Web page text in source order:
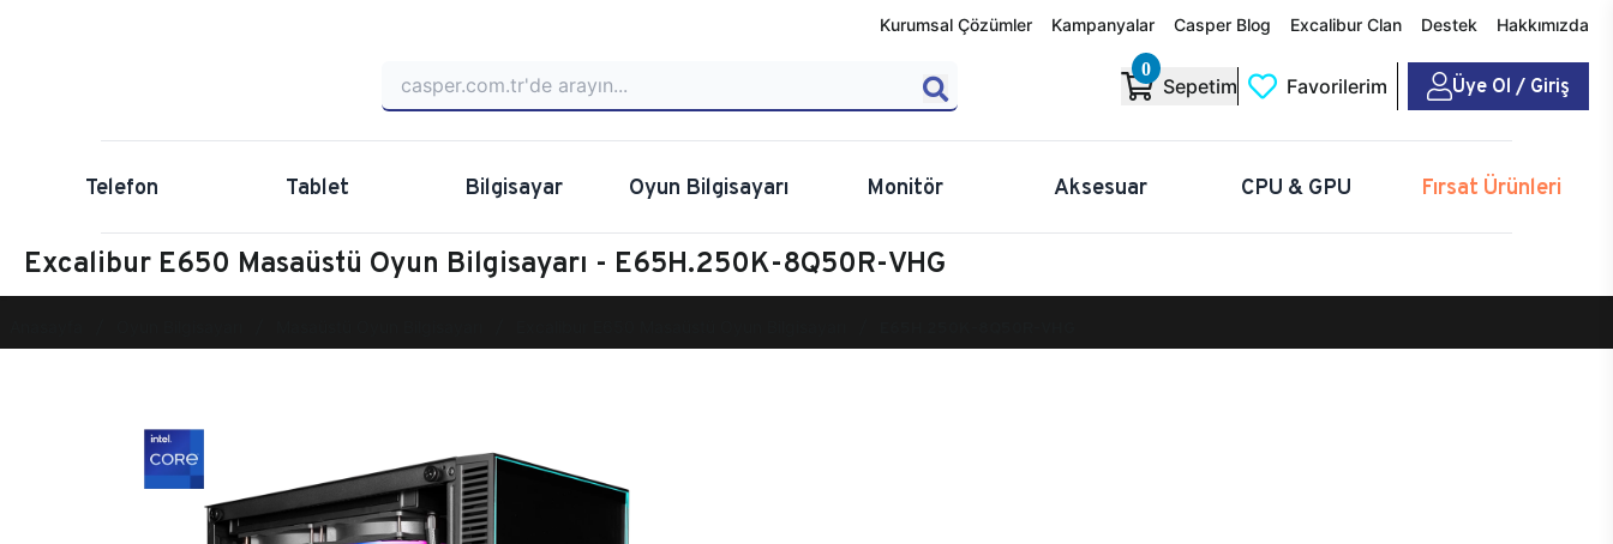
Kurumsal Çözümler Kampanyalar Casper Blog Excalibur Clan Destek Hakkımızda
0
Sepetim Favorilerim Üye Ol / Giriş
Telefon Tablet Bilgisayar Oyun Bilgisayarı Monitör Aksesuar CPU & GPU Fırsat Ürünleri
Excalibur E650 Masaüstü Oyun Bilgisayarı - E65H.250K-8Q50R-VHG